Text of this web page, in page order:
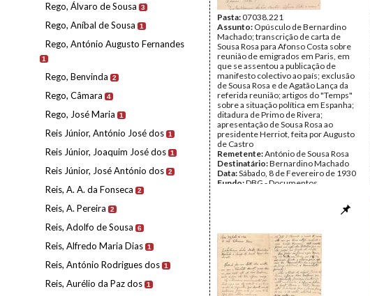
Rego, Álvaro de Sousa 3
Rego, Aníbal de Sousa 1
Rego, António Augusto Fernandes
1
Rego, Benvinda 2
Rego, Câmara 4
Rego, José Maria 1
Reis Júnior, António José dos 1
Reis Júnior, Joaquim José dos 1
Reis Júnior, José António dos 2
Reis, A. A. da Fonseca 2
Reis, A. Pereira 2
Reis, Adolfo de Sousa 6
Reis, Alfredo Maria Dias 1
Reis, António Rodrigues dos 1
Reis, Aurélio da Paz dos 1
Pasta:07038.221
Assunto: Opúsculo de Bernardino
Machado; transcrição de carta de
Sousa Rosa para Afonso Costa sobre
reunião de emigrados em Paris, em
que se assentou a publicação de
manifesto colectivo ao país; exclusão
de Sousa Rosa e de Agatão Lança da
referida reunião; artigos do "Temps"
sobre a situação política em Espanha;
ditadura de Primo de Rivera;
apresentação de Sousa Rosa ao
presidente Herriot, feita por Augusto
de Castro
Remetente:António de Sousa Rosa
Destinatário:Bernardino Machado
Data:Sábado, 8 de Fevereiro de 1930
Fundo:DBG - Documentos
Correspondencia